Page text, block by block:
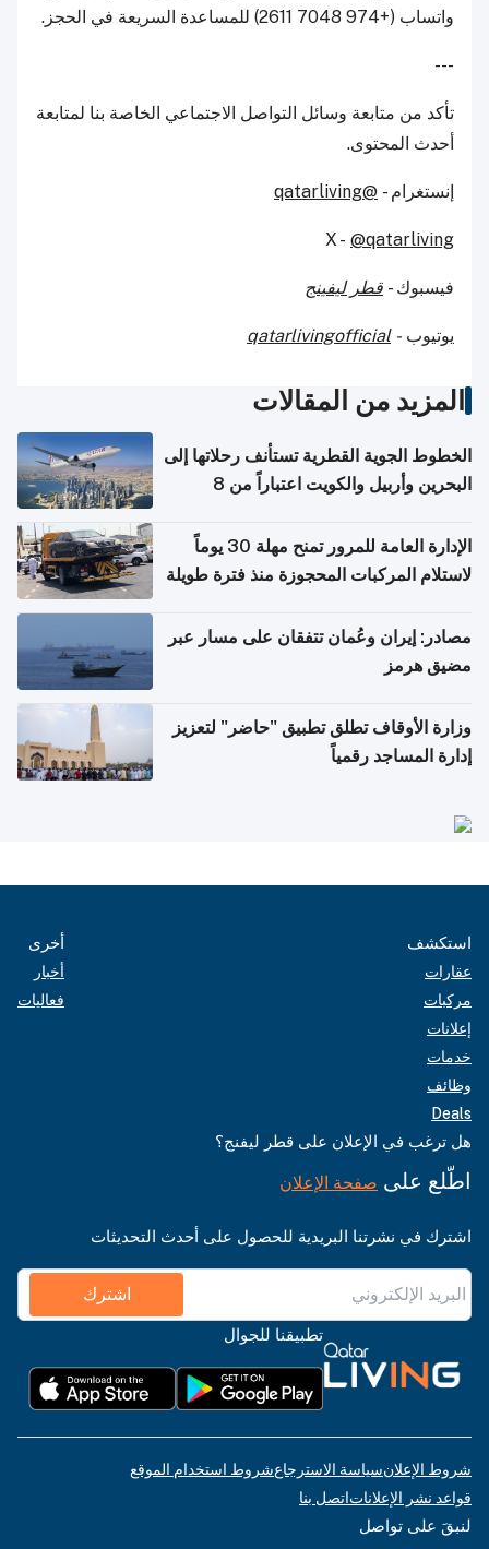
واتساب (+974 7048 2611) للمساعدة السريعة في الحجز.
---
تأكد من متابعة وسائل التواصل الاجتماعي الخاصة بنا لمتابعة
أحدث المحتوى.
إنستغرام - @qatarliving
X - @qatarliving
فيسبوك - قطر ليفينج
يوتيوب -
qatarlivingofficial
المزيد من المقالات
الخطوط الجوية القطرية تستأنف رحلاتها إلى
البحرين وأربيل والكويت اعتباراً من 8
الإدارة العامة للمرور تمنح مهلة 30 يوماً
لاستلام المركبات المحجوزة منذ فترة طويلة
مصادر: إيران وعُمان تتفقان على مسار عبر
مضيق هرمز
وزارة الأوقاف تطلق تطبيق "حاضر" لتعزيز
إدارة المساجد رقمياً
استكشف
عقارات
مركبات
إعلانات
خدمات
وظائف
Deals
أخرى
أخبار
فعاليات
هل ترغب في الإعلان على قطر ليفنج؟
اطّلع على صفحة الإعلان
اشترك في نشرتنا البريدية للحصول على أحدث التحديثات
اشترك
تطبيقنا للجوال
شروط الإعلانسياسة الاسترجاعشروط استخدام الموقع
قواعد نشر الإعلاناتاتصل بنا
لنبقَ على تواصل